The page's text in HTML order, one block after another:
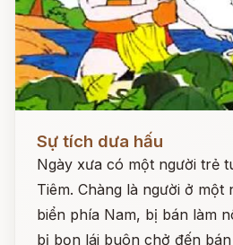
Sự tích dưa hấu
Ngày xưa có một người trẻ
Tiêm. Chàng là người ở
biển phía Nam, bị bán làm
bị bọn lái buôn chở đến